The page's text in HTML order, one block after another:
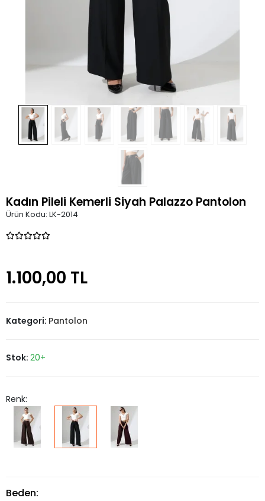
Kadın Pileli Kemerli Siyah Palazzo Pantolon
Ürün Kodu: LK-2014
1.100,00 TL
Kategori: Pantolon
Stok: 20+
Renk:
Beden: